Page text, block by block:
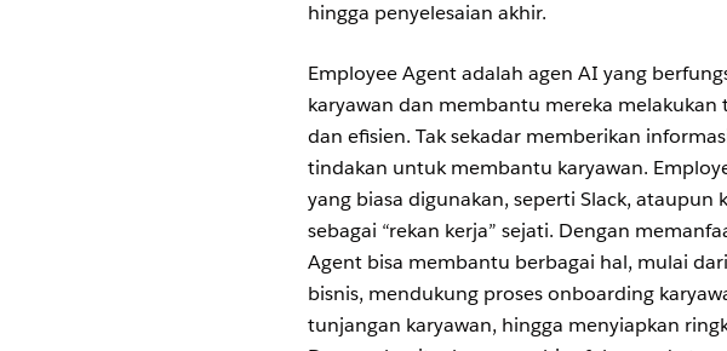
hingga penyelesaian akhir.
Employee Agent adalah agen AI yang
karyawan dan membantu mereka
dan efisien. Tak sekadar memberikan
tindakan untuk membantu karyawan.
yang biasa digunakan, seperti Slack,
sebagai “rekan kerja” sejati. Dengan
Agent bisa membantu berbagai hal, mulai
bisnis, mendukung proses onboarding
tunjangan karyawan, hingga menyiapkan